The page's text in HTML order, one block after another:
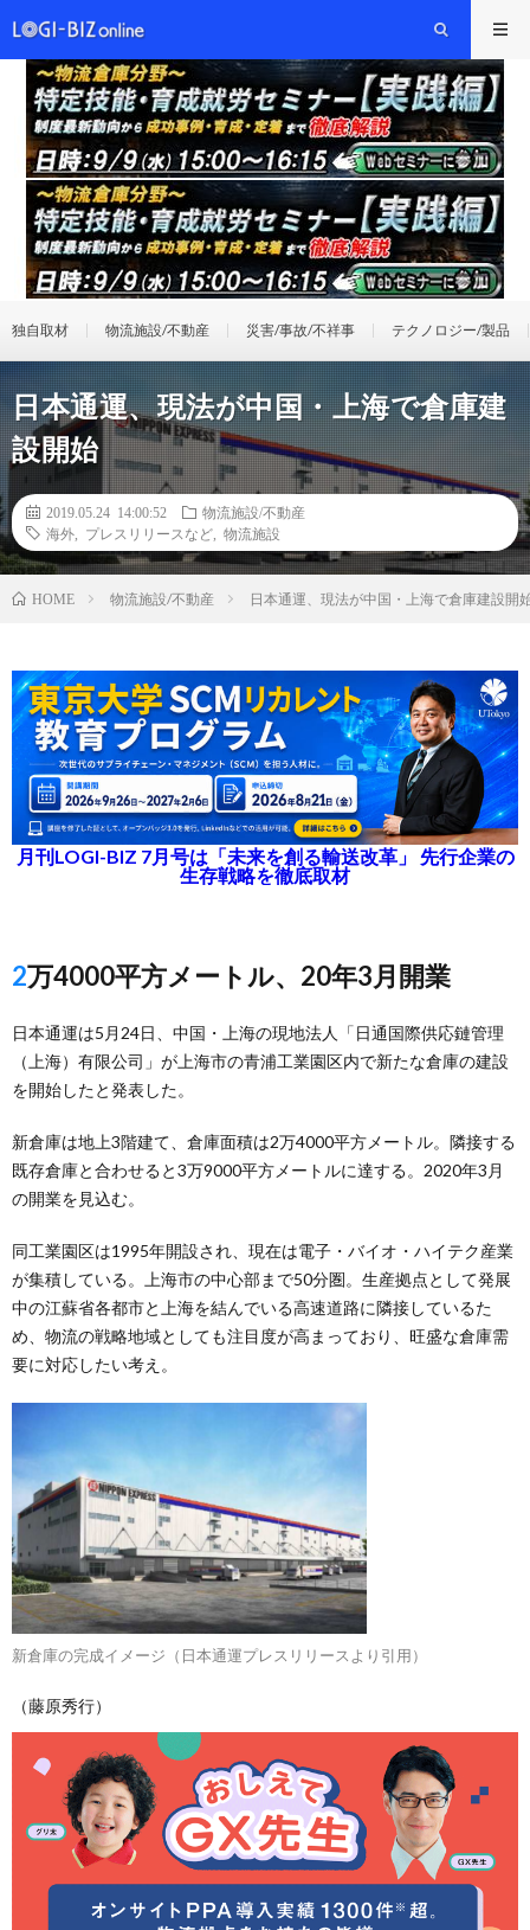
独自取材 物流施設/不動産 災害/事故/不祥事 テクノロジー/製品
日本通運、現法が中国・上海で倉庫建
設開始
2019.05.24 14:00:52
物流施設/不動産
海外
プレスリリースなど 物流施設
HOME 物流施設/不動産 日本通運、現法が中国・上海で倉庫建設開
月刊LOGI-BIZ 7月号は「未来を創る輸送改革」 先行企業の
生存戦略を徹底取材
2万4000平方メートル、20年3月開業
日本通運は5月24日、中国・上海の現地法人「日通国際供応鏈管理
（上海）有限公司」が上海市の青浦工業園区内で新たな倉庫の建設
を開始したと発表した。
新倉庫は地上3階建て、倉庫面積は2万4000平方メートル。隣接する
既存倉庫と合わせると3万9000平方メートルに達する。2020年3月
の開業を見込む。
同工業園区は1995年開設され、現在は電子・バイオ・ハイテク産業
が集積している。上海市の中心部まで50分圏。生産拠点として発展
中の江蘇省各都市と上海を結んでいる高速道路に隣接しているた
め、物流の戦略地域としても注目度が高まっており、旺盛な倉庫需
要に対応したい考え。
新倉庫の完成イメージ（日本通運プレスリリースより引用）
（藤原秀行）